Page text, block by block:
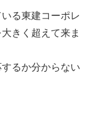
る東建コーポレ
きく超えて来ま
るか分からない